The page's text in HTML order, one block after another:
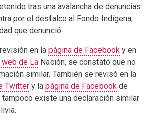
tras una avalancha de denuncias
por el desfalco al Fondo Indígena,
que denunció.
en la página de Facebook y en
web de La Nación, se constató que no
similar. También se revisó en la
Twitter y la página de Facebook de
tampoco existe una declaración similar